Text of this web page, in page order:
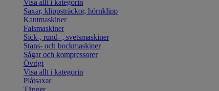
Visa allt i kategorin
Saxar, klippsträckor, hörnklipp
Kantmaskiner
Falsmaskiner
Sick-, rund- , svetsmaskiner
Stans- och bockmaskiner
Sågar och kompressorer
Övrigt
Visa allt i kategorin
Plåtsaxar
Tänger